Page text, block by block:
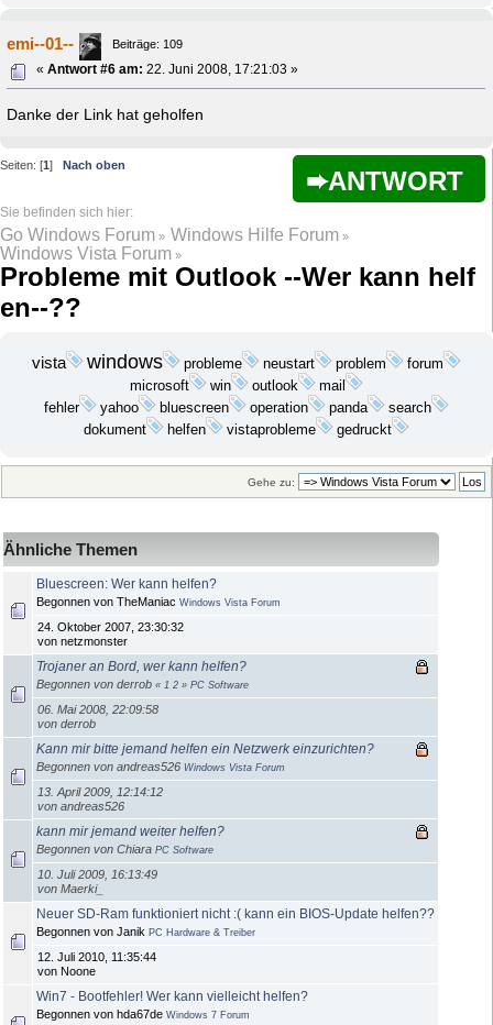
emi--01--
Beiträge: 109
«Antwort #6 am: 22. Juni 2008, 17:21:03 »
Danke der Link hat geholfen
ANTWORT
Seiten: [1 ] Nach oben
Go Windows Forum » Windows Hilfe Forum »
Windows Vista Forum »
Probleme mit Outlook --Wer kann helf
en--??
vista windows probleme neustart problem forum
microsoft win outlook
mail
fehler
yahoo bluescreen operation panda search
dokument helfen vistaprobleme gedruckt
Gehe zu:
Ähnliche Themen
Bluescreen: Wer kann helfen?
Begonnen von TheManiac Windows Vista Forum
24. Oktober 2007, 23:30:32
von netzmonster
Trojaner an Bord, wer kann helfen?
Begonnen von derrob « 1 2 » PC Software
06. Mai 2008, 22:09:58
von derrob
Kann mir bitte jemand helfen ein Netzwerk einzurichten?
Begonnen von andreas526 Windows Vista Forum
13. April 2009, 12:14:12
von andreas526
kann mir jemand weiter helfen?
Begonnen von Chiara PC Software
10. Juli 2009, 16:13:49
von Maerki_
Neuer SD-Ram funktioniert nicht :( kann ein BIOS-Update helfen??
Begonnen von Janik PC Hardware & Treiber
12. Juli 2010, 11:35:44
von Noone
Win7 - Bootfehler! Wer kann vielleicht helfen?
Begonnen von hda67de Windows 7 Forum